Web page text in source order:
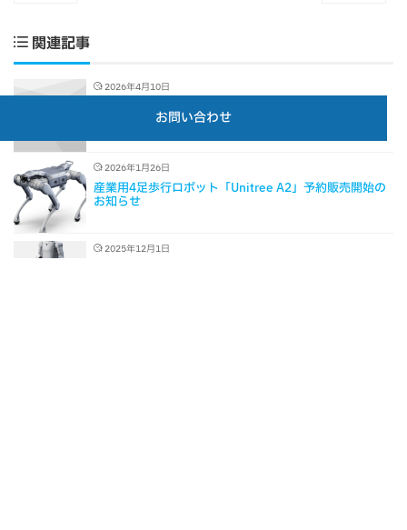
関連記事
2026年4月10日
「3D Field Navigator Patrobot」 新規受付一時停止の
2026年1月26日
産業用4足歩行ロボット「Unitree A2」予約販売開始の
お知らせ
2025年12月1日
お問い合わせ